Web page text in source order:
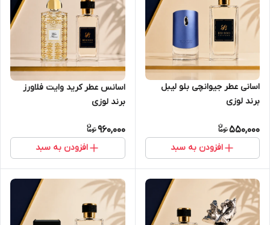
اسانی عطر جیوانچی بلو لیبل
برند لوزی
550,000
افزودن به سبد
اسانس عطر کرید وایت فلاورز
برند لوزی
960,000
افزودن به سبد